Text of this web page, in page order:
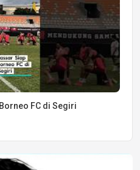
FC di Segiri